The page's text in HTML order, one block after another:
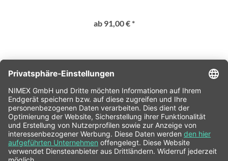
ab 91,00 € *
SERVICE HOTLINE
SHOP SERVICE
INFORMATIONEN
NEWSLETTER